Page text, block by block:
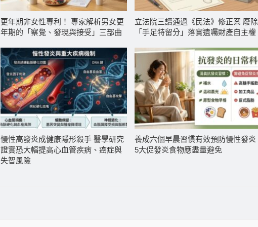
更年期非女性專利！ 專家解析男女更
年期的「察覺、發現與接受」三部曲
立法院三讀通過《民法》修正案 廢除
「手足特留分」落實遺囑財產自主權
慢性高發炎成健康隱形殺手 醫學研究
證實恐大幅提高心血管疾病、癌症與
失智風險
養成六個早晨習慣有效預防慢性發炎
5大促發炎食物應盡量避免